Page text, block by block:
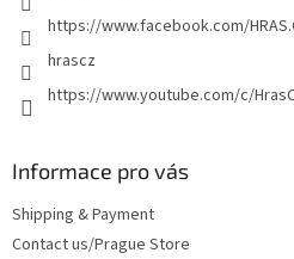
https://www.facebook.com/
hrascz
https://www.youtube.com/c/
Informace pro vás
Shipping & Payment
Contact us/Prague Store